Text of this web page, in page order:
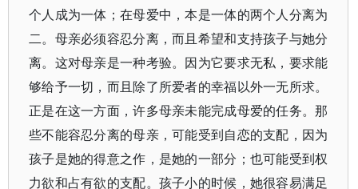
个人成为一体；在母爱中，本是一体的两个人分离为
二。母亲必须容忍分离，而且希望和支持孩子与她分
离。这对母亲是一种考验。因为它要求无私，要求能
够给予一切，而且除了所爱者的幸福以外一无所求。
正是在这一方面，许多母亲未能完成母爱的任务。那
些不能容忍分离的母亲，可能受到自恋的支配，因为
孩子是她的得意之作，是她的一部分；也可能受到权
力欲和占有欲的支配。孩子小的时候，她很容易满足